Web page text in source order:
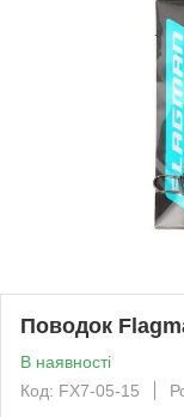
Поводок
В наявності
Код: FX7-05-15